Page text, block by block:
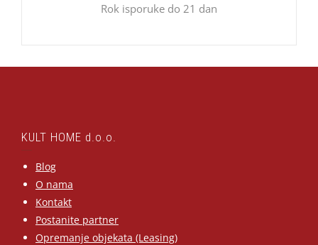
Rok isporuke do 21 dan
KULT HOME d.o.o.
Blog
O nama
Kontakt
Postanite partner
Opremanje objekata (Leasing)